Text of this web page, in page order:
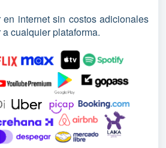
en internet sin costos adicionales
cualquier plataforma.